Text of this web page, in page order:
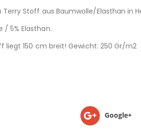
Stoff aus Baumwolle/Elasthan in
/ 5% Elasthan.
liegt 150 cm breit! Gewicht: 250 Gr/m2
Google+